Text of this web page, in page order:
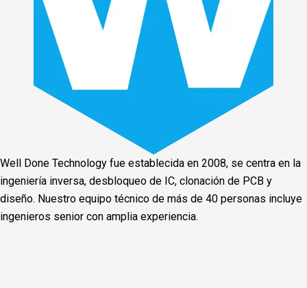
Well Done Technology fue establecida en 2008, se centra en la
ingeniería inversa, desbloqueo de IC, clonación de PCB y
diseño. Nuestro equipo técnico de más de 40 personas incluye
ingenieros senior con amplia experiencia.